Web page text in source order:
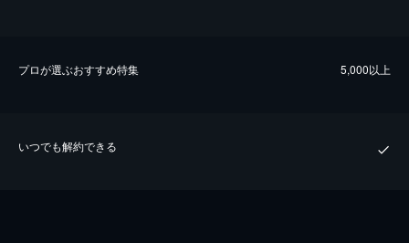
プロが選ぶおすすめ特集 5,000以上
いつでも解約できる